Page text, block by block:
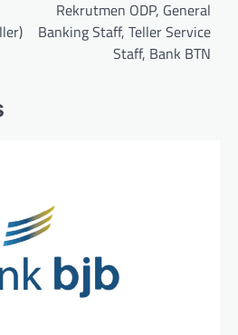
Rekrutmen ODP, General
Banking Staff, Teller Service
Staff, Bank BTN